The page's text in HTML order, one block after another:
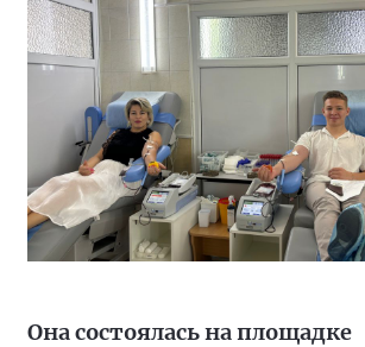
Она состоялась на площадке